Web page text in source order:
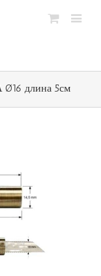
длина 5см